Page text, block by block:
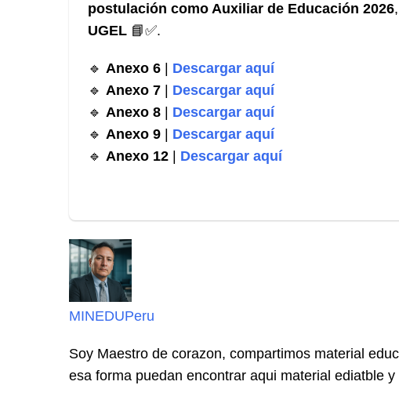
postulación como Auxiliar de Educación 2026
UGEL 📘✅.
🔹 Anexo 6
Descargar aquí
🔹 Anexo 7
Descargar aquí
🔹 Anexo 8
Descargar aquí
🔹 Anexo 9
Descargar aquí
🔹 Anexo 12 Descargar aquí
MINEDUPeru
Soy Maestro de corazon, compartimos material
esa forma puedan encontrar aqui material ediatble